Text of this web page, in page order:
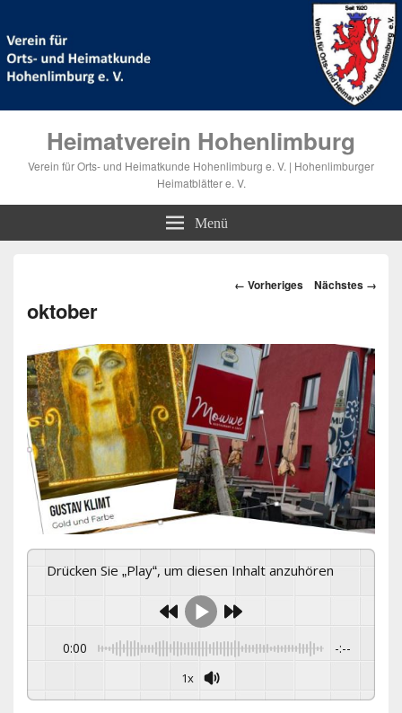
Heimatverein Hohenlimburg
Verein für Orts- und Heimatkunde Hohenlimburg e. V. | Hohenlimburger
Heimatblätter e. V.
Menü
Bilder-
← Vorheriges Nächstes →
oktober
Drücken Sie „Play“, um diesen Inhalt anzuhören
0:00 -:--
1x